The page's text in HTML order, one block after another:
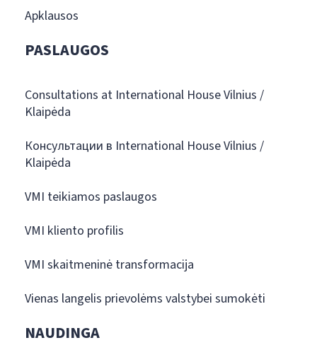
Apklausos
PASLAUGOS
Consultations at International House Vilnius /
Klaipėda
Консультации в International House Vilnius /
Klaipėda
VMI teikiamos paslaugos
VMI kliento profilis
VMI skaitmeninė transformacija
Vienas langelis prievolėms valstybei sumokėti
NAUDINGA